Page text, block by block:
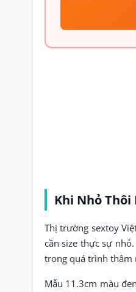
Khi Nhỏ
Thị trường sextoy
cần size thực sự
trong quá trình thâm
Mẫu 11.3cm màu